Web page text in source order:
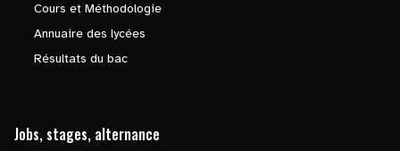
Cours et Méthodologie
Annuaire des lycées
Résultats du bac
Jobs, stages, alternance